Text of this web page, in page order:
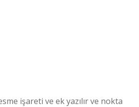
işareti ve ek yazılır ve nokta